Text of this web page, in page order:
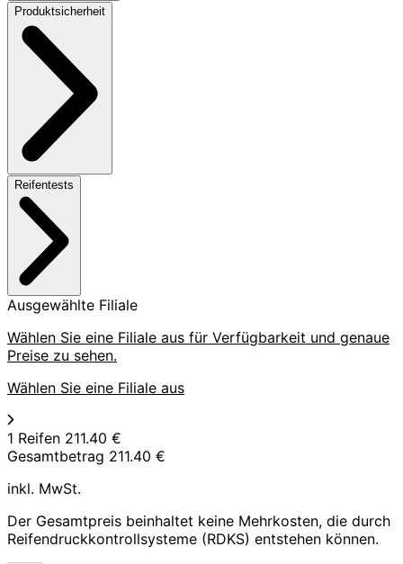
Produktsicherheit
Reifentests
Ausgewählte Filiale
Wählen Sie eine Filiale aus für Verfügbarkeit und genaue
Preise zu sehen.
Wählen Sie eine Filiale aus
1 Reifen 211.40 €
Gesamtbetrag 211.40 €
inkl. MwSt.
Der Gesamtpreis beinhaltet keine Mehrkosten, die durch
Reifendruckkontrollsysteme (RDKS) entstehen können.